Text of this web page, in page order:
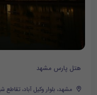
هتل پارس مشهد
مشهد، بلوار وکیل آباد، تقاطع